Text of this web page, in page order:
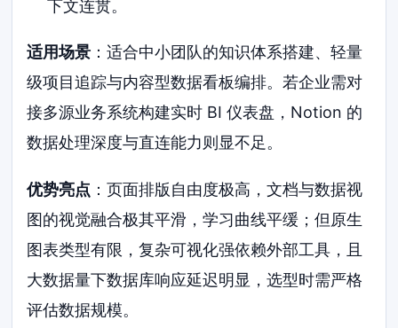
下文连贯。
适用场景 ：适合中小团队的知识体系搭建、轻量
级项目追踪与内容型数据看板编排。若企业需对
接多源业务系统构建实时 BI 仪表盘，Notion 的
数据处理深度与直连能力则显不足。
优势亮点 ：页面排版自由度极高，文档与数据视
图的视觉融合极其平滑，学习曲线平缓；但原生
图表类型有限，复杂可视化强依赖外部工具，且
大数据量下数据库响应延迟明显，选型时需严格
评估数据规模。